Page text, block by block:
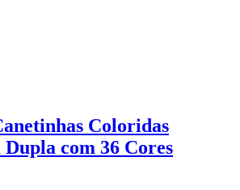
Coloridas
com 36 Cores